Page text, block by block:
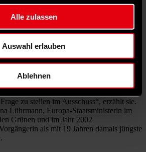
Alle zulassen
Auswahl erlauben
Ablehnen
Landesvorsitzende, wenngleich noch
gelehnt.
nun dritten Sitzungswoche. Am Anfang
die vielen Sitzungen bis in den Abend,
findet sie sich im Paul-Löbe-Haus, wo
des Bundestages tagen, gut zurecht.
von Maas übernommen. „Das
zu stellen im Ausschuss“, erzählt sie.
Lührmann, Europa-Staatsministerin im
Grünen und im Jahr 2002
als mit 19 Jahren damals jüngste